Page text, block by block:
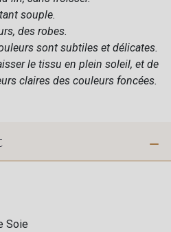
souple.
des robes.
sont subtiles et délicates.
le tissu en plein soleil, et de
claires des couleurs foncées.
Soie